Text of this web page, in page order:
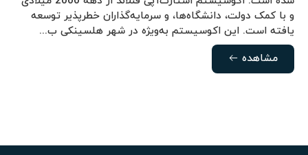
و با کمک دولت، دانشگاه‌ها، و سرمایه‌گذاران خطرپذیر توسعه
یافته است. این اکوسیستم به‌ویژه در شهر هلسینکی ب...
مشاهده